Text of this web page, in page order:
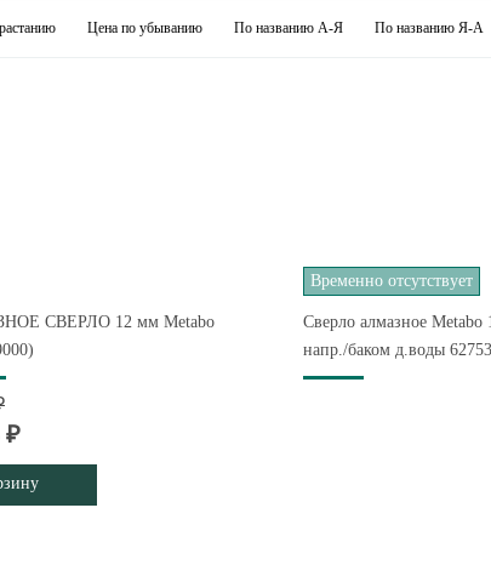
Цена по убыванию По названию А-Я По названию Я-А
СВЕРЛО 12 мм Metabo
₽
Временно отсутствует
Сверло алмазное
напр./баком д.воды